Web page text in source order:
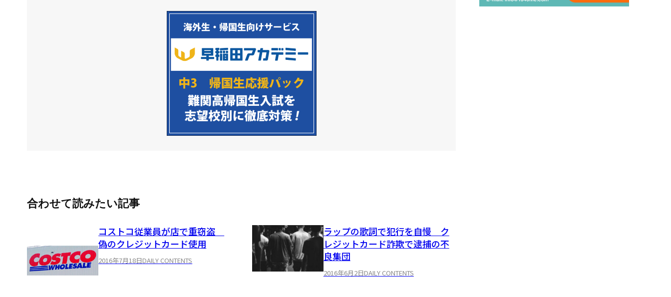
合わせて読みたい記事
コストコ従業員が店で重窃盗
偽のクレジットカード使用
2016年7月18日DAILY CONTENTS
ラップの歌詞で犯行を自慢 ク
レジットカード詐欺で逮捕の不
良集団
2016年6月2日DAILY CONTENTS